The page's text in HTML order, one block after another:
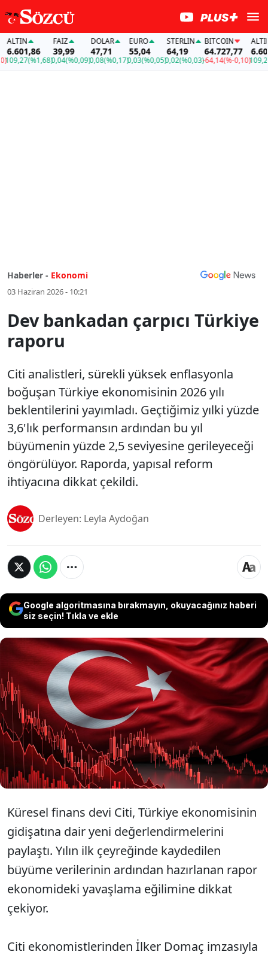
(%1,68)
FAİZ
39,99
0,04(%0,09)
DOLAR
47,71
0,08(%0,17)
EURO
55,04
0,03(%0,05)
STERLIN
64,19
0,02(%0,03)
BITCOIN
64.727,77
-64,14(%-0,10)
ALTIN
109,27
Haberler - Ekonomi
03 Haziran 2026 - 10:21
Dev bankadan çarpıcı Türkiye
raporu
Citi analistleri, sürekli yüksek enflasyonla
boğuşan Türkiye ekonomisinin 2026 yılı
beklentilerini yayımladı. Geçtiğimiz yılki yüzde
3,6'lık performansın ardından bu yıl
büyümenin yüzde 2,5 seviyesine gerileyeceği
öngörülüyor. Raporda, yapısal reform
ihtiyacına dikkat çekildi.
Derleyen: Leyla Aydoğan
Google algoritmasına bırakmayın, okuyacağınız haberi
siz seçin! Tıkla ve ekle
Citi analistleri, sürekli yüksek enflasyonla
boğuşan Türkiye ekonomisinin 2026 yılı
beklentilerini yayımladı. Geçtiğimiz yılki yüzde
3,6'lık performansın ardından bu yıl büyümenin
yüzde 2,5 seviyesine gerileyeceği öngörülüyor.
Raporda, yapısal reform ihtiyacına dikkat çekildi.
Küresel finans devi Citi, Türkiye ekonomisinin
gidişatına dair yeni değerlendirmelerini
paylaştı. Yılın ilk çeyreğinde kaydedilen
büyüme verilerinin ardından hazırlanan rapor
ekonomideki yavaşlama eğilimine dikkat
çekiyor.
Citi ekonomistlerinden İlker Domaç imzasıyla